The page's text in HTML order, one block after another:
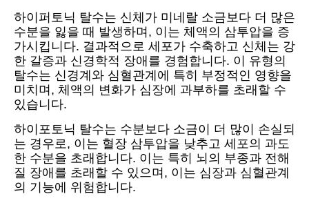
하이퍼토닉 탈수는 신체가 미네랄 소금보다 더 많은
수분을 잃을 때 발생하며, 이는 체액의 삼투압을 증
가시킵니다. 결과적으로 세포가 수축하고 신체는 강
한 갈증과 신경학적 장애를 경험합니다. 이 유형의
탈수는 신경계와 심혈관계에 특히 부정적인 영향을
미치며, 체액의 변화가 심장에 과부하를 초래할 수
있습니다.
하이포토닉 탈수는 수분보다 소금이 더 많이 손실되
는 경우로, 이는 혈장 삼투압을 낮추고 세포의 과도
한 수분을 초래합니다. 이는 특히 뇌의 부종과 전해
질 장애를 초래할 수 있으며, 이는 심장과 심혈관계
의 기능에 위험합니다.